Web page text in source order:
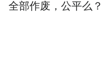
全部作废，公平么？